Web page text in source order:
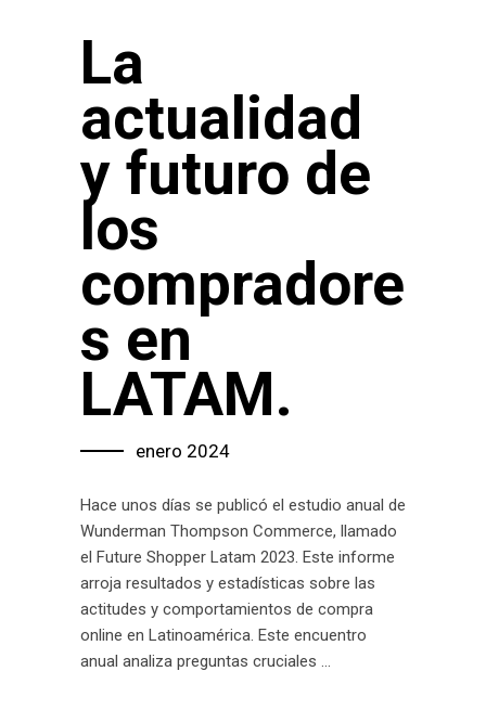
La
actualidad
y futuro de
los
compradore
s en
LATAM.
enero 2024
Hace unos días se publicó el estudio anual de
Wunderman Thompson Commerce, llamado
el Future Shopper Latam 2023. Este informe
arroja resultados y estadísticas sobre las
actitudes y comportamientos de compra
online en Latinoamérica. Este encuentro
anual analiza preguntas cruciales